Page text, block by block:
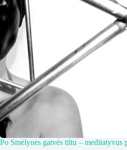
Po Smėlynės gatvės tiltu – meditatyvus